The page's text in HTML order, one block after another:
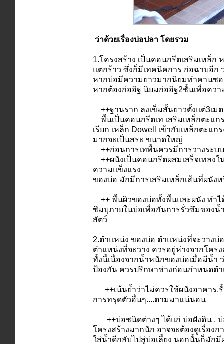
ว่าด้วยเรื่องบ่อปลา โดยรวม
1.โครงสร้าง เป็นคอนกรีตเสริมเหล็
แตกร้าว ซึ่งก็มีเทคนิคการ ก่อฉาบอีก
หากบ่อมีความยาวมากนิยมทำคานซอ
หากต้องก่ออิฐ นิยมก่ออิฐ2ชั้นเพื่อควา
++ฐานราก ลงเข็มสั้นยาวตั้งแต่3เ
พื้นเป็นคอนกรีตเท เสริมเหล็กตะแก
เรียก เหล็ก Dowell เข้ากับเหล็กตะแ
มากจะเป็นสระ ขนาดใหญ่
++ก่อนการเทพื้นควรมีการวางระบ
++ผนังเป็นคอนกรีตผสมเสร็จเทลง
ความแข็งแรง
ของบ่อ มักมีการเสริมเหล็กเส้นที่ผนัง
++ พื้นผิวของบ่อทั้งพื้นและผนัง ทำ
ซึมบุภายในบ่อเพื่อกันการรั่วซึมของน้
สัตว์
2.ตำแหน่ง ของบ่อ ตำแหน่งที่จะวางบ่
ตำแหน่งที่จะวาง ควรอยู่ห่างจากโคร
ทั้งนี้เนื่องจากน้ำหนักของบ่อเมื่อมีน้ำ
ป้องกัน ควรปรึกษาช่างก่อนกำหนดต
++เน้นย้ำว่าไม่ควรใช้ผนังอาคาร,รั้
การทรุดตัวอื่นๆ....ตามมาแน่นอน
++บ่อชนิดต่างๆ ได้แก่ บ่อฝังดิน , บ่
โครงสร้างมากนัก อาจจะต้องดูเรื่อง
ใส่น้ำดีกลับไปสู่บ่อเลี้ยง นอกนั้นก็มัก